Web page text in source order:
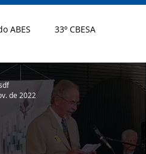
ABES 33º CBESA
de 2022